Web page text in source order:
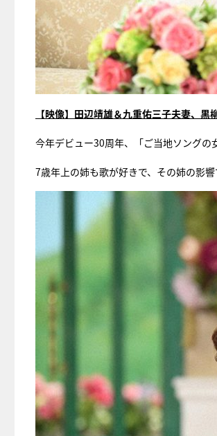
【映像】田辺靖雄＆九重佑三子夫妻、
今年デビュー30周年、「ご当地ソングの
7歳年上の姉も歌が好きで、その姉の影